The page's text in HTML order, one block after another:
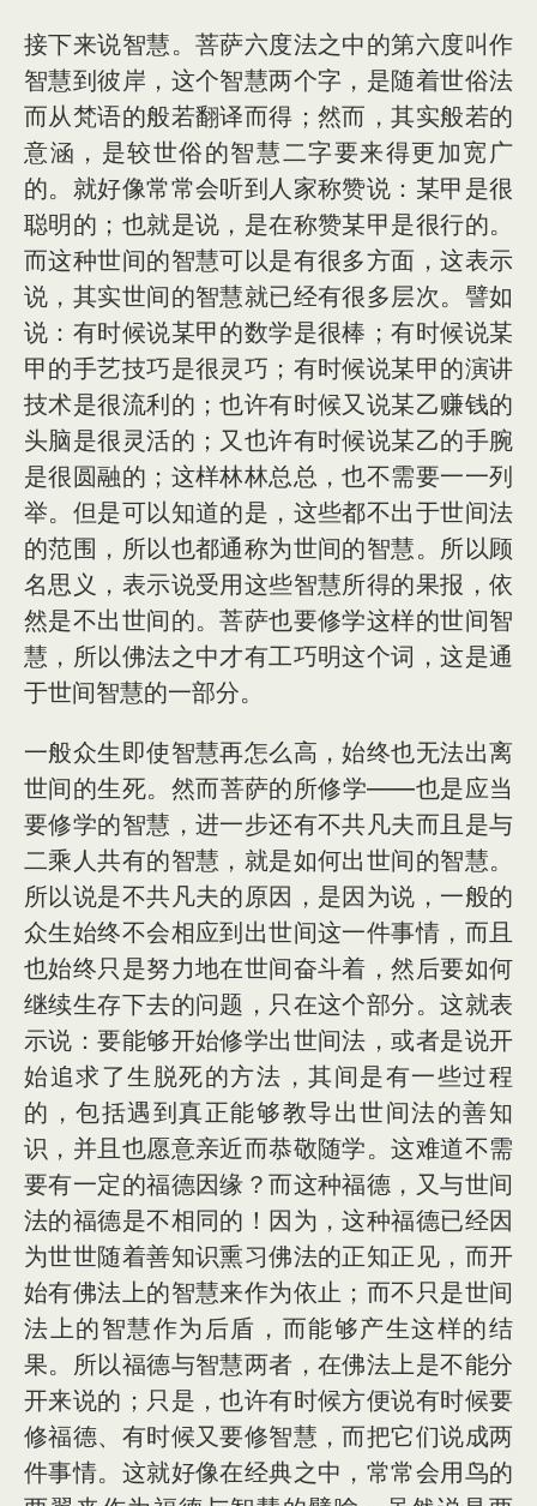
接下来说智慧。菩萨六度法之中的第六度叫作
智慧到彼岸，这个智慧两个字，是随着世俗法
而从梵语的般若翻译而得；然而，其实般若的
意涵，是较世俗的智慧二字要来得更加宽广
的。就好像常常会听到人家称赞说：某甲是很
聪明的；也就是说，是在称赞某甲是很行的。
而这种世间的智慧可以是有很多方面，这表示
说，其实世间的智慧就已经有很多层次。譬如
说：有时候说某甲的数学是很棒；有时候说某
甲的手艺技巧是很灵巧；有时候说某甲的演讲
技术是很流利的；也许有时候又说某乙赚钱的
头脑是很灵活的；又也许有时候说某乙的手腕
是很圆融的；这样林林总总，也不需要一一列
举。但是可以知道的是，这些都不出于世间法
的范围，所以也都通称为世间的智慧。所以顾
名思义，表示说受用这些智慧所得的果报，依
然是不出世间的。菩萨也要修学这样的世间智
慧，所以佛法之中才有工巧明这个词，这是通
于世间智慧的一部分。
一般众生即使智慧再怎么高，始终也无法出离
世间的生死。然而菩萨的所修学——也是应当
要修学的智慧，进一步还有不共凡夫而且是与
二乘人共有的智慧，就是如何出世间的智慧。
所以说是不共凡夫的原因，是因为说，一般的
众生始终不会相应到出世间这一件事情，而且
也始终只是努力地在世间奋斗着，然后要如何
继续生存下去的问题，只在这个部分。这就表
示说：要能够开始修学出世间法，或者是说开
始追求了生脱死的方法，其间是有一些过程
的，包括遇到真正能够教导出世间法的善知
识，并且也愿意亲近而恭敬随学。这难道不需
要有一定的福德因缘？而这种福德，又与世间
法的福德是不相同的！因为，这种福德已经因
为世世随着善知识熏习佛法的正知正见，而开
始有佛法上的智慧来作为依止；而不只是世间
法上的智慧作为后盾，而能够产生这样的结
果。所以福德与智慧两者，在佛法上是不能分
开来说的；只是，也许有时候方便说有时候要
修福德、有时候又要修智慧，而把它们说成两
件事情。这就好像在经典之中，常常会用鸟的